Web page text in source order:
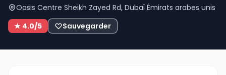
Oasis Centre Sheikh Zayed Rd, Dubaï Émirats arabes unis
★ 4.0/5
Sauvegarder